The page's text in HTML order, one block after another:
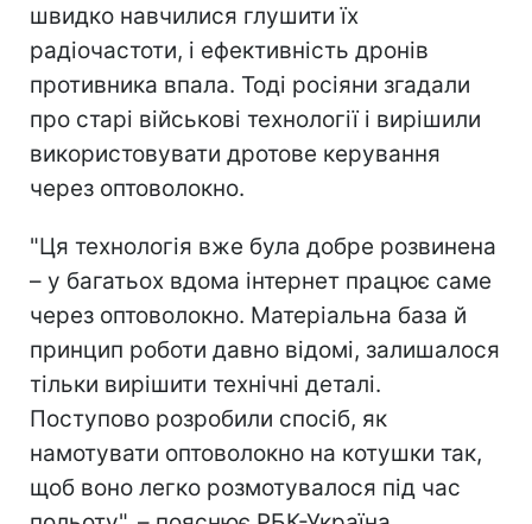
швидко навчилися глушити їх
радіочастоти, і ефективність дронів
противника впала. Тоді росіяни згадали
про старі військові технології і вирішили
використовувати дротове керування
через оптоволокно.
"Ця технологія вже була добре розвинена
– у багатьох вдома інтернет працює саме
через оптоволокно. Матеріальна база й
принцип роботи давно відомі, залишалося
тільки вирішити технічні деталі.
Поступово розробили спосіб, як
намотувати оптоволокно на котушки так,
щоб воно легко розмотувалося під час